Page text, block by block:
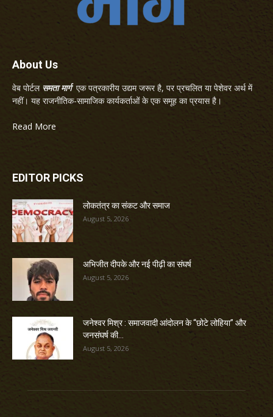
About Us
वेब पोर्टल समता मार्गएक पत्रकारीय उद्यम जरूर है, पर प्रचलित या पेशेवर अर्थ में
नहीं। यह राजनीतिक-सामाजिक कार्यकर्ताओं के एक समूह का प्रयास है।
Read More
EDITOR PICKS
लोकतंत्र का संकट और समाज
August 5, 2026
अभिजीत दीपके और नई पीढ़ी का संघर्ष
August 5, 2026
जनेश्वर मिश्र : समाजवादी आंदोलन के “छोटे लोहिया” और
जनसंघर्ष की...
August 5, 2026